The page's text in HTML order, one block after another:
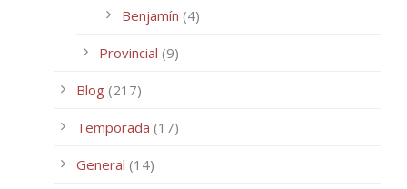
Benjamín (4)
Provincial (9)
Blog (217)
Temporada (17)
General (14)